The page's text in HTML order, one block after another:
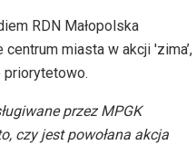
RDN Małopolska
miasta w akcji 'zima’,
priorytetowo.
przez MPGK
czy jest powołana akcja